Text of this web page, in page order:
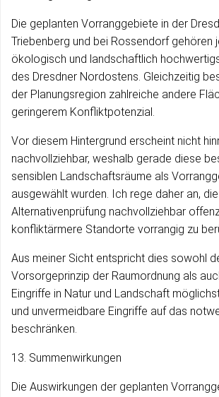
Die geplanten Vorranggebiete in der
Triebenberg und bei Rossendorf gehören
ökologisch und landschaftlich
des Dresdner Nordostens. Gleichzeitig
der Planungsregion zahlreiche andere
geringerem Konfliktpotenzial.
Vor diesem Hintergrund erscheint nicht
nachvollziehbar, weshalb gerade diese
sensiblen Landschaftsräume als
ausgewählt wurden. Ich rege daher an, die
Alternativenprüfung nachvollziehbar
konfliktärmere Standorte vorrangig zu
Aus meiner Sicht entspricht dies sowohl
Vorsorgeprinzip der Raumordnung als
Eingriffe in Natur und Landschaft
und unvermeidbare Eingriffe auf das
beschränken.
13. Summenwirkungen
Die Auswirkungen der geplanten